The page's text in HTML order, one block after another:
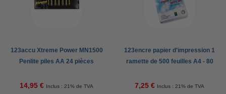
123accu Xtreme Power MN1500
Penlite piles AA 24 pièces
14,95 € Inclus : 21% de TVA
123encre papier d'impression 1
ramette de 500 feuilles A4 - 80
7,25 € Inclus : 21% de TVA